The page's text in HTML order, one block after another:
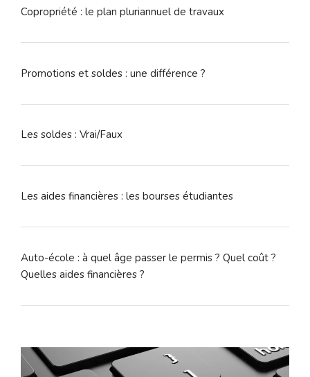
Copropriété : le plan pluriannuel de travaux
Promotions et soldes : une différence ?
Les soldes : Vrai/Faux
Les aides financières : les bourses étudiantes
Auto-école : à quel âge passer le permis ? Quel coût ?
Quelles aides financières ?